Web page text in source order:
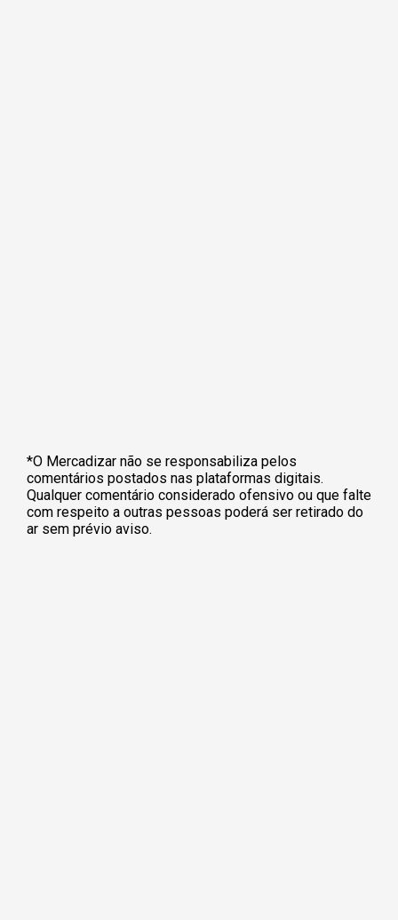
*O Mercadizar não se responsabiliza pelos
comentários postados nas plataformas digitais.
Qualquer comentário considerado ofensivo ou que falte
com respeito a outras pessoas poderá ser retirado do
ar sem prévio aviso.